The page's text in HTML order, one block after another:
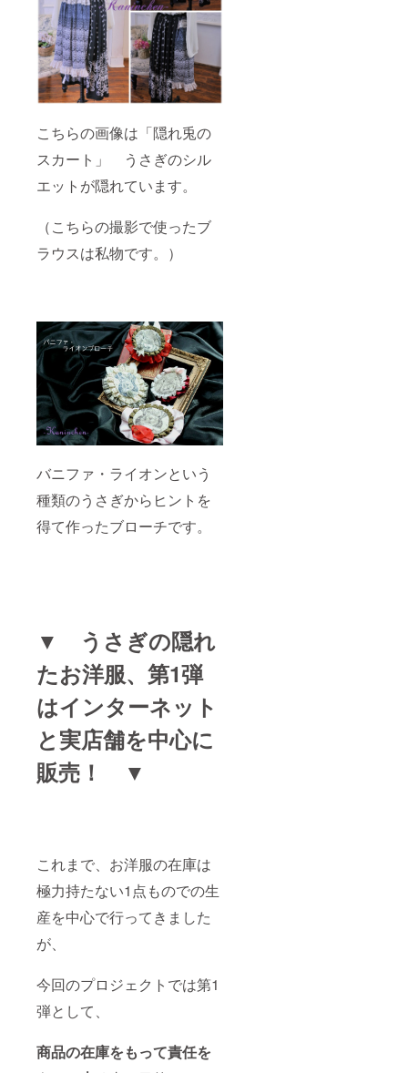
こちらの画像は「隠れ兎の
スカート」 うさぎのシル
エットが隠れています。
（こちらの撮影で使ったブ
ラウスは私物です。）
バニファ・ライオンという
種類のうさぎからヒントを
得て作ったブローチです。
▼ うさぎの隠れ
たお洋服、第1弾
はインターネット
と実店舗を中心に
販売！ ▼
これまで、お洋服の在庫は
極力持たない1点ものでの生
産を中心で行ってきました
が、
今回のプロジェクトでは第1
弾として、
商品の在庫をもって責任を